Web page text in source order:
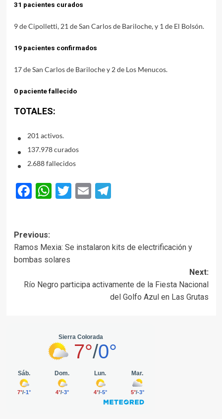
31 pacientes curados
9 de Cipolletti, 21 de San Carlos de Bariloche, y 1 de El Bolsón.
19 pacientes confirmados
17 de San Carlos de Bariloche y 2 de Los Menucos.
0 paciente fallecido
TOTALES:
201 activos.
137.978 curados
2.688 fallecidos
Facebook
WhatsApp
Twitter
EmailTelegram
Post
navigation
Previous:
Ramos Mexia: Se instalaron kits de electrificación y
bombas solares
Next:
Río Negro participa activamente de la Fiesta Nacional
del Golfo Azul en Las Grutas